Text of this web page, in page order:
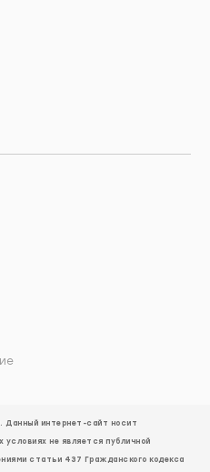
Данный интернет-сайт носит
условиях не является публичной
статьи 437 Гражданского кодекса